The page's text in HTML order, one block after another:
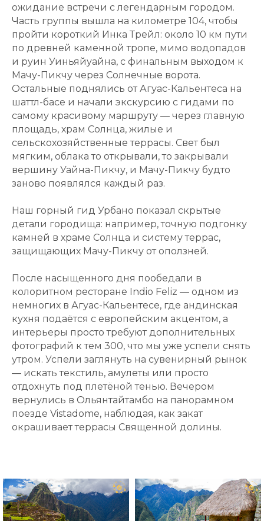
ожидание встречи с легендарным городом.
Часть группы вышла на километре 104, чтобы
пройти короткий Инка Трейл: около 10 км пути
по древней каменной тропе, мимо водопадов
и руин Уиньяйуайна, с финальным выходом к
Мачу-Пикчу через Солнечные ворота.
Остальные поднялись от Агуас-Кальентеса на
шаттл-басе и начали экскурсию с гидами по
самому красивому маршруту — через главную
площадь, храм Солнца, жилые и
сельскохозяйственные террасы. Свет был
мягким, облака то открывали, то закрывали
вершину Уайна-Пикчу, и Мачу-Пикчу будто
заново появлялся каждый раз.
Наш горный гид Урбано показал скрытые
детали городища: например, точную подгонку
камней в храме Солнца и систему террас,
защищающих Мачу-Пикчу от оползней.
После насыщенного дня пообедали в
колоритном ресторане Indio Feliz — одном из
немногих в Агуас-Кальентесе, где андинская
кухня подаётся с европейским акцентом, а
интерьеры просто требуют дополнительных
фотографий к тем 300, что мы уже успели снять
утром. Успели заглянуть на сувенирный рынок
— искать текстиль, амулеты или просто
отдохнуть под плетёной тенью. Вечером
вернулись в Ольянтайтамбо на панорамном
поезде Vistadome, наблюдая, как закат
окрашивает террасы Священной долины.